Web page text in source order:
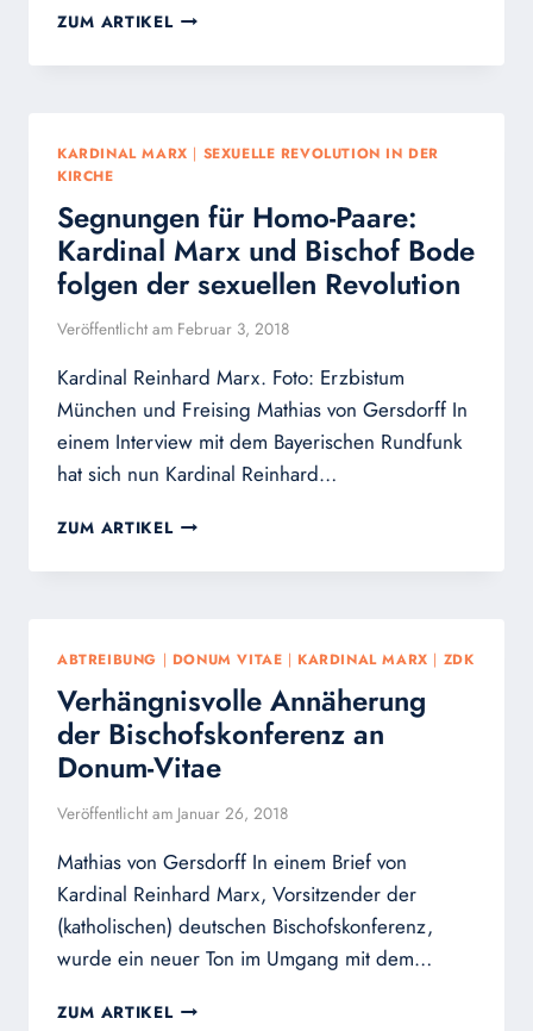
ZUM ARTIKEL JA
HOMO-
EINER
KIRCHE
KARDINAL MARX | SEXUELLE REVOLUTION IN DER
KIRCHE
Segnungen für Homo-Paare:
Kardinal Marx und Bischof Bode
folgen der sexuellen Revolution
Veröffentlicht am Februar 3, 2018
Kardinal Reinhard Marx. Foto: Erzbistum
München und Freising Mathias von Gersdorff In
einem Interview mit dem Bayerischen Rundfunk
hat sich nun Kardinal Reinhard…
ZUM ARTIKEL SEGNUNGEN
HOMO-
UND
BISCHOF
BODE
FOLGEN
DER
REVOLUTION
ABTREIBUNG | DONUM VITAE | KARDINAL MARX | ZDK
Verhängnisvolle Annäherung
der Bischofskonferenz an
Donum-Vitae
Veröffentlicht am Januar 26, 2018
Mathias von Gersdorff In einem Brief von
Kardinal Reinhard Marx, Vorsitzender der
(katholischen) deutschen Bischofskonferenz,
wurde ein neuer Ton im Umgang mit dem…
ZUM ARTIKEL VERHÄNGNISVOLLE